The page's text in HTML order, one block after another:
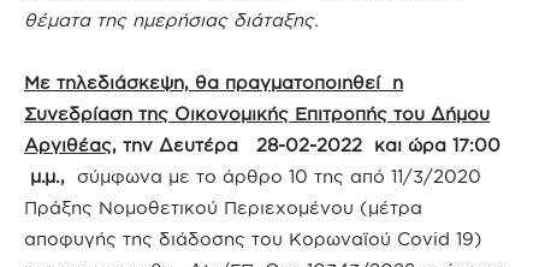
θέματα της ημερήσιας διάταξης.
Με τηλεδιάσκεψη, θα πραγματοποιηθεί η
Συνεδρίαση της Οικονομικής Επιτροπής του Δήμου
Αργιθέας, την Δευτέρα 28-02-2022 και ώρα 17:00
μ.μ., σύμφωνα με το άρθρο 10 της από 11/3/2020
Πράξης Νομοθετικού Περιεχομένου (μέτρα
αποφυγής της διάδοσης του Κορωναϊού Covid 19)